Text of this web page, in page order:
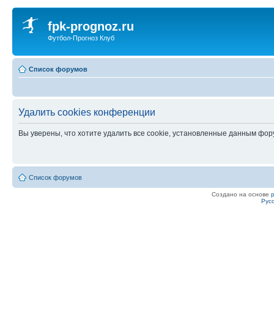
fpk-prognoz.ru
Футбол-Прогноз Клуб
Список форумов
Удалить cookies конференции
Вы уверены, что хотите удалить все cookie, установленные данным
Список форумов
Создано на основе